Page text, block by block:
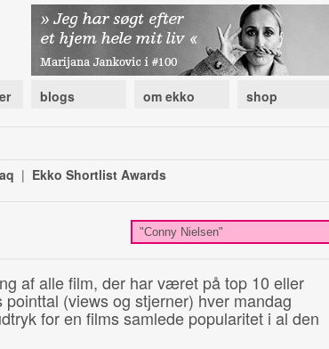
blogs om ekko shop
| Ekko Shortlist Awards
af alle film, der har været på top 10 eller
(views og stjerner) hver mandag
for en films samlede popularitet i al den